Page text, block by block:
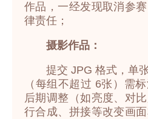
作品，一经发现取消参
律责任；
摄影作品：
提交 JPG 格式，单
（每组不超过 6张）需
后期调整（如亮度、对
行合成、拼接等改变画